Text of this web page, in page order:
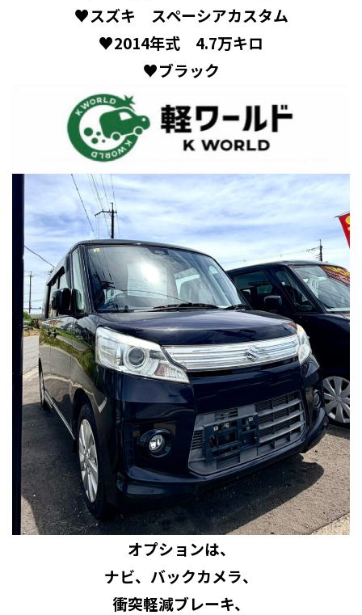
♥スズキ スペーシアカスタム
♥2014年式 4.7万キロ
♥ブラック
オプションは、
ナビ、バックカメラ、
衝突軽減ブレーキ、